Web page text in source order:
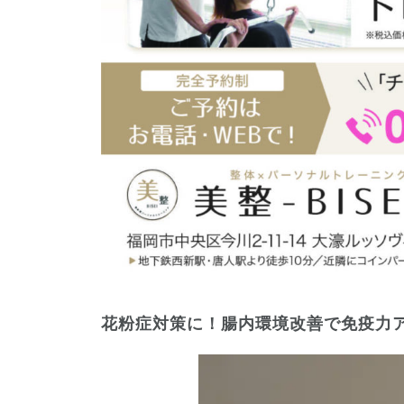
花粉症対策に！腸内環境改善で免疫力